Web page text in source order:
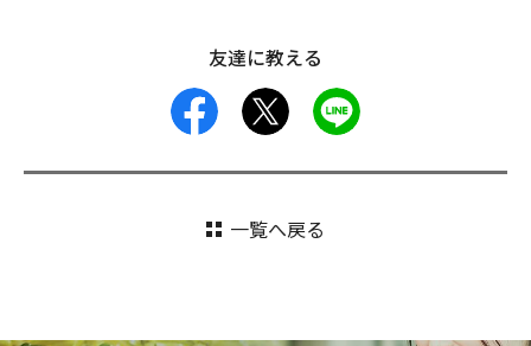
友達に教える
facebook
一覧へ戻る